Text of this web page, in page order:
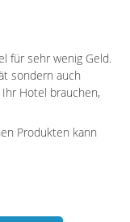
für sehr wenig Geld.
sondern auch
Hotel brauchen,
Produkten kann